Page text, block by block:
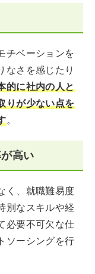
チベーションを
なさを感じたり
的に社内の人と
りが少ない点を
。
高い
く、就職難易度
別なスキルや経
必要不可欠な仕
ソーシングを行